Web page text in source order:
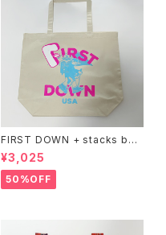
FIRST DOWN + stacks boo
kstore BIG TOTE
¥3,025
50%OFF